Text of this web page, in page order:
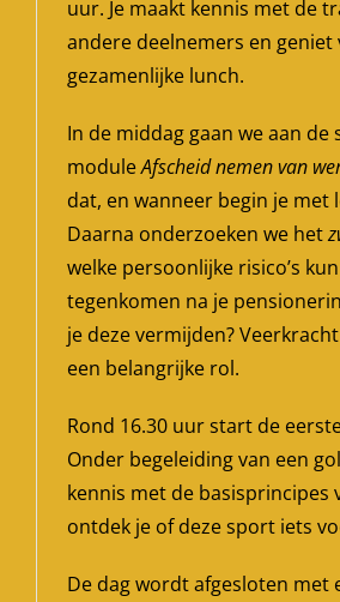
uur. Je maakt kennis met de
andere deelnemers en geniet
gezamenlijke lunch.
In de middag gaan we aan de
moduleAfscheid nemen van
dat, en wanneer begin je met
Daarna onderzoeken we het
welke persoonlijke risico’s
tegenkomen na je
je deze vermijden?
een belangrijke rol.
Rond 16.30 uur start de
Onder begeleiding van een
kennis met de basisprincipes
ontdek je of deze sport iets
De dag wordt afgesloten met